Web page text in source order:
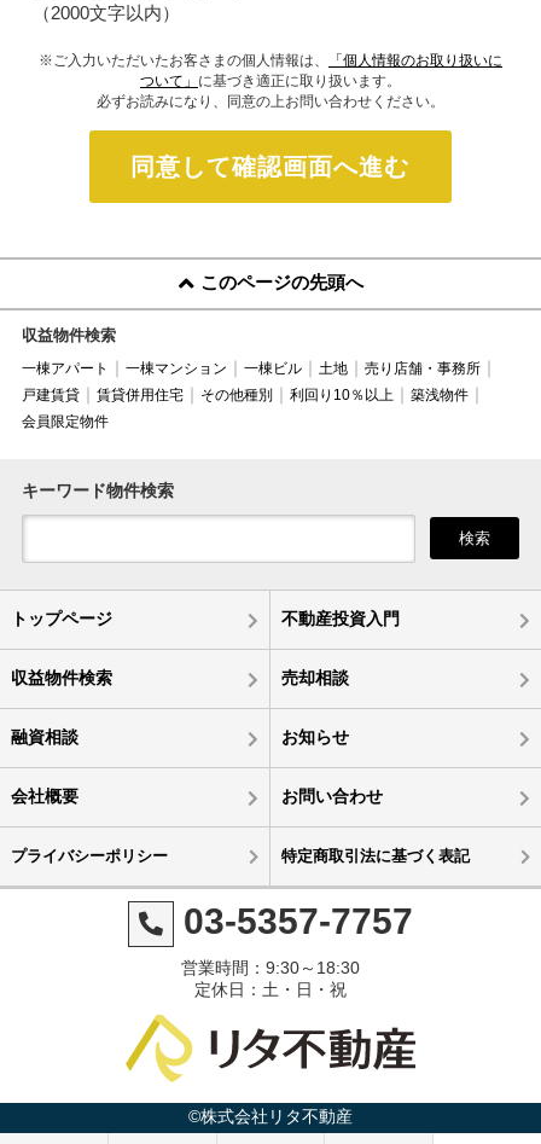
（2000文字以内）
※ご入力いただいたお客さまの個人情報は、
「個人情報のお取り扱いに
ついて」 に基づき適正に取り扱います。
必ずお読みになり、同意の上お問い合わせください。
同意して確認画面へ進む
このページの先頭へ
収益物件検索
一棟アパート 一棟マンション 一棟ビル 土地
売り店舗・事務所
戸建賃貸
賃貸併用住宅 その他種別 利回り10％以上
築浅物件
会員限定物件
キーワード物件検索
検索
トップページ 不動産投資入門
収益物件検索 売却相談
融資相談 お知らせ
会社概要 お問い合わせ
プライバシーポリシー 特定商取引法に基づく表記
03-5357-7757
営業時間：9:30～18:30
定休日：土・日・祝
©株式会社リタ不動産